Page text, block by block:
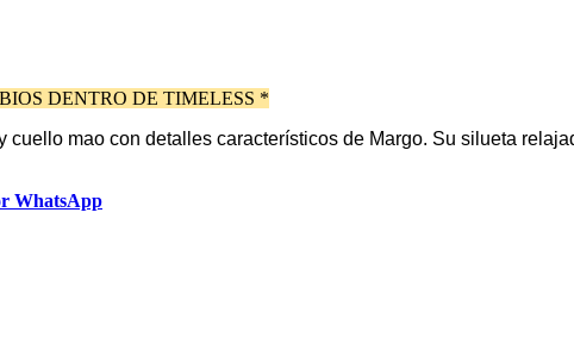
DENTRO DE TIMELESS *
mao con detalles característicos de Margo. Su silueta
WhatsApp